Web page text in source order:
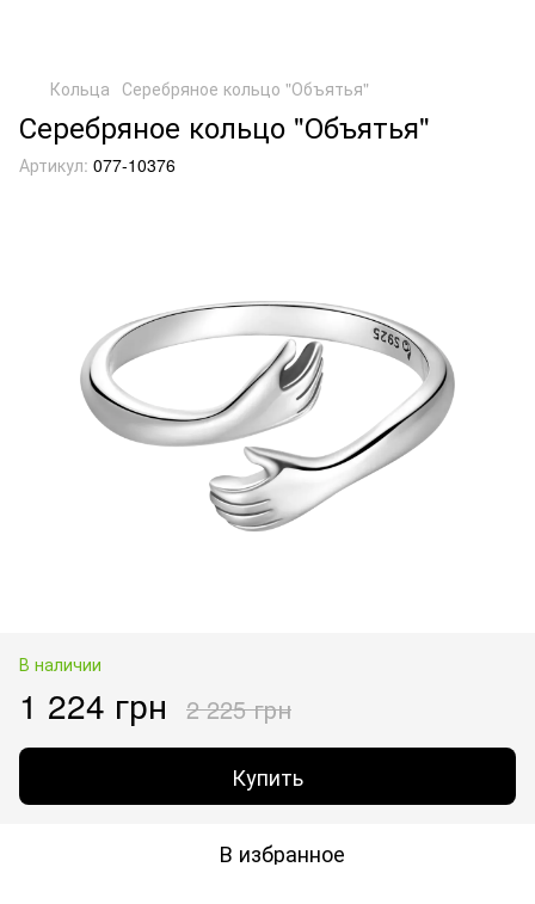
Кольца Серебряное кольцо "Объятья"
Серебряное кольцо "Объятья"
Артикул: 077-10376
В наличии
1 224 грн 2 225 грн
Купить
В избранное